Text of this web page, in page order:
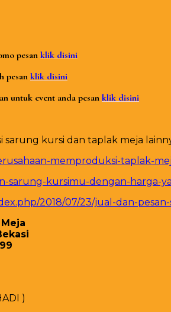
pesanklik disini
pesan klik disini
untuk event anda pesanklik disini
kursi dan taplak meja
memproduksi-taplak-
sarung-kursimu-dengan-harga-
2018/07/23/jual-dan-
)